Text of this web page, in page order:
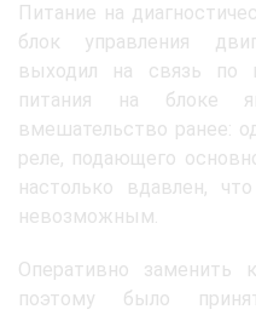
Питание на
блок управления
выходил на связь по
питания на блоке
вмешательство ранее:
реле, подающего
настолько вдавлен,
невозможным.
Оперативно заменить
поэтому было